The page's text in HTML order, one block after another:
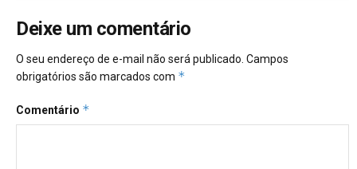
Deixe um comentário
O seu endereço de e-mail não será publicado. Campos
obrigatórios são marcados com *
Comentário *